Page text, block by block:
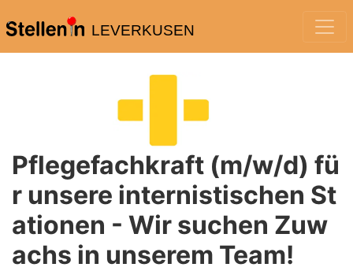
LEVERKUSEN
Pflegefachkraft (m/w/d) fü
r unsere internistischen St
ationen - Wir suchen Zuw
achs in unserem Team!